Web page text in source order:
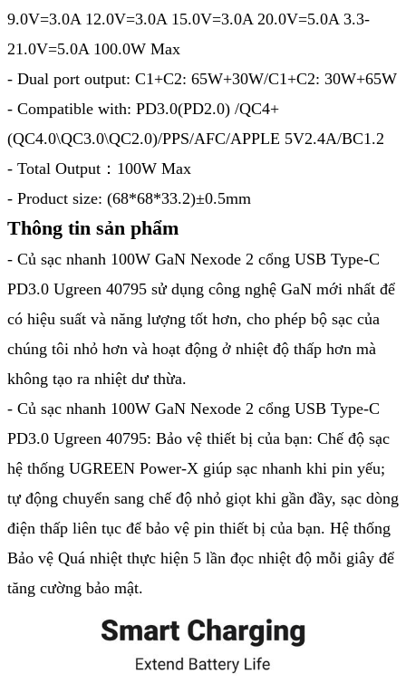
9.0V=3.0A 12.0V=3.0A 15.0V=3.0A 20.0V=5.0A 3.3-
21.0V=5.0A 100.0W Max
- Dual port output: C1+C2: 65W+30W/C1+C2: 30W+65W
- Compatible with: PD3.0(PD2.0) /QC4+
(QC4.0\QC3.0\QC2.0)/PPS/AFC/APPLE 5V2.4A/BC1.2
- Total Output：100W Max
- Product size: (68*68*33.2)±0.5mm
Thông tin sản phẩm
- Củ sạc nhanh 100W GaN Nexode 2 cổng USB Type-C
PD3.0 Ugreen 40795 sử dụng công nghệ GaN mới nhất để
có hiệu suất và năng lượng tốt hơn, cho phép bộ sạc của
chúng tôi nhỏ hơn và hoạt động ở nhiệt độ thấp hơn mà
không tạo ra nhiệt dư thừa.
- Củ sạc nhanh 100W GaN Nexode 2 cổng USB Type-C
PD3.0 Ugreen 40795: Bảo vệ thiết bị của bạn: Chế độ sạc
hệ thống UGREEN Power-X giúp sạc nhanh khi pin yếu;
tự động chuyển sang chế độ nhỏ giọt khi gần đầy, sạc dòng
điện thấp liên tục để bảo vệ pin thiết bị của bạn. Hệ thống
Bảo vệ Quá nhiệt thực hiện 5 lần đọc nhiệt độ mỗi giây để
tăng cường bảo mật.